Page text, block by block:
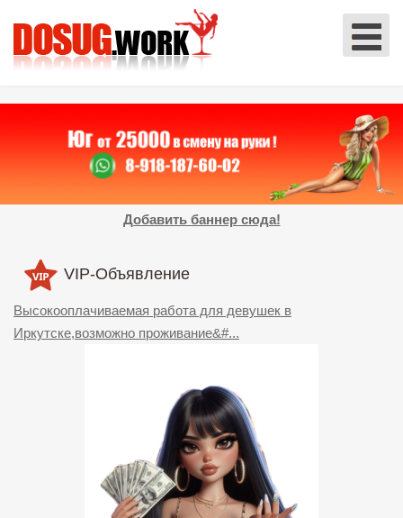
Добавить баннер сюда!
VIP-Объявление
Высокооплачиваемая работа для девушек в
Иркутске,возможно проживание&#...